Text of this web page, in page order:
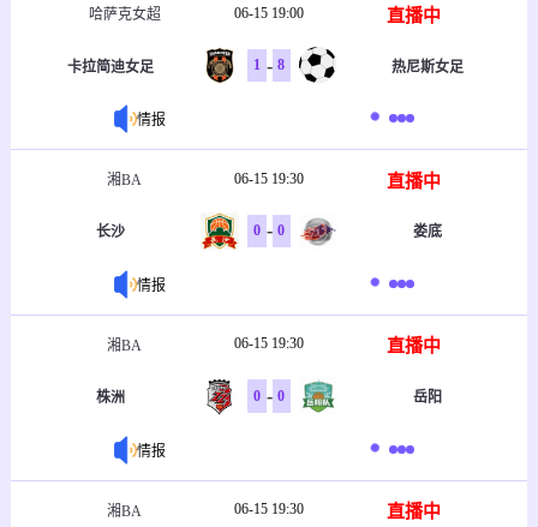
哈萨克女超 06-15 19:00 直播中
卡拉简迪女足 1 - 8 热尼斯女足
情报
湘BA 06-15 19:30 直播中
长沙 0 - 0 娄底
情报
湘BA 06-15 19:30 直播中
株洲 0 - 0 岳阳
情报
湘BA 06-15 19:30 直播中